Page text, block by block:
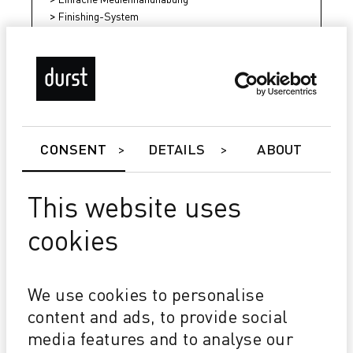
CONSENT DETAILS ABOUT
This website uses
cookies
We use cookies to personalise
content and ads, to provide social
media features and to analyse our
Finishing-System
P5 350/HS
Master Roll System
Durst Relief - (Weiß-und Farbeffekt)